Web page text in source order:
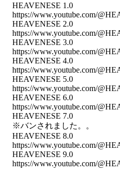
HEAVENESE 1.0
https://www.youtube.com/
HEAVENESE 2.0
https://www.youtube.com/
HEAVENESE 3.0
https://www.youtube.com/
HEAVENESE 4.0
https://www.youtube.com/
HEAVENESE 5.0
https://www.youtube.com/
HEAVENESE 6.0
https://www.youtube.com/
HEAVENESE 7.0
※バンされました。。
HEAVENESE 8.0
https://www.youtube.com/
HEAVENESE 9.0
https://www.youtube.com/